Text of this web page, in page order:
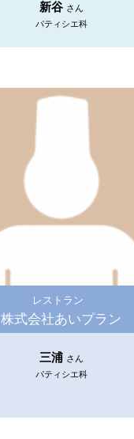
新谷 さん
パティシエ科
レストラン
株式会社あいプラン
三浦 さん
パティシエ科